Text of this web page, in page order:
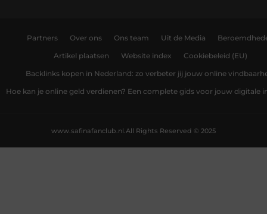
Partners Over ons Ons team Uit de Media
Artikel plaatsen Website index Cookiebeleid (EU)
Backlinks kopen in Nederland: zo verbeter jij jouw online
Hoe kan je online geld verdienen? Een complete gids voor jouw digitale
All Rights Reserved © 2025
www.safinafanclub.nl.